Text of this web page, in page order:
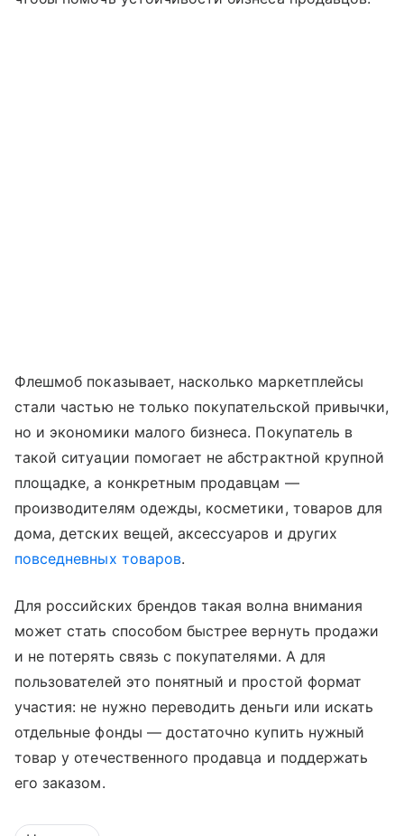
Флешмоб показывает, насколько маркетплейсы
стали частью не только покупательской привычки,
но и экономики малого бизнеса. Покупатель в
такой ситуации помогает не абстрактной крупной
площадке, а конкретным продавцам —
производителям одежды, косметики, товаров для
дома, детских вещей, аксессуаров и других
повседневных товаров.
Для российских брендов такая волна внимания
может стать способом быстрее вернуть продажи
и не потерять связь с покупателями. А для
пользователей это понятный и простой формат
участия: не нужно переводить деньги или искать
отдельные фонды — достаточно купить нужный
товар у отечественного продавца и поддержать
его заказом.